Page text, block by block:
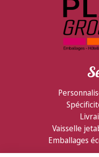
Vaisselle
Emballages